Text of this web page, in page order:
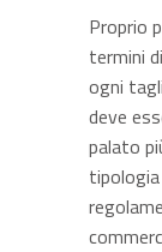
Proprio
termini
ogni
deve
palato